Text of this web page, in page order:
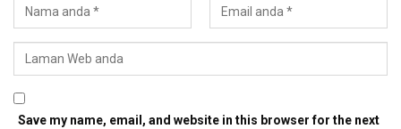
Save my name, email, and website in this browser for the next